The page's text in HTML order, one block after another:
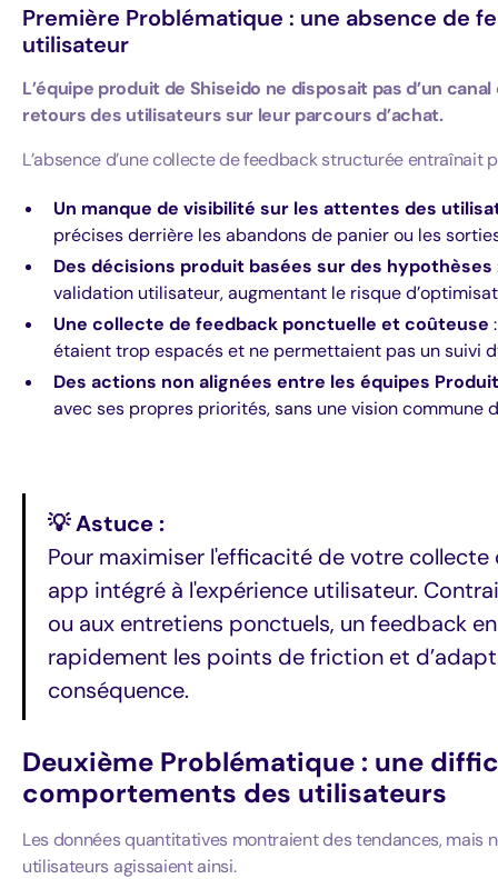
Première Problématique : une absence de
utilisateur
L’équipe produit de Shiseido ne disposait pas d’un
retours des utilisateurs sur leur parcours d’achat.
L’absence d’une collecte de feedback structurée entraînait
Un manque de visibilité sur les attentes des
précises derrière les abandons de panier ou les
Des décisions produit basées sur des hypothèses
validation utilisateur, augmentant le risque
Une collecte de feedback ponctuelle et coûteuse
étaient trop espacés et ne permettaient pas un suivi
Des actions non alignées entre les équipes
avec ses propres priorités, sans une vision commune
💡 Astuce :
Pour maximiser l'efficacité de votre
app intégré à l'expérience utilisateur.
ou aux entretiens ponctuels, un feedback
rapidement les points de friction et
conséquence.
Deuxième Problématique : une
comportements des utilisateurs
Les données quantitatives montraient des tendances,
utilisateurs agissaient ainsi.